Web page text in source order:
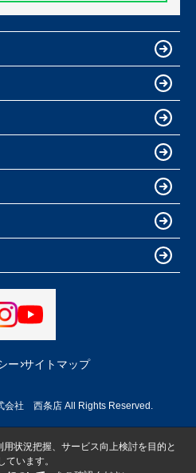
ー サイトマップ
会社 西条店 All Rights Reserved.
状況把握、サービス向上検討を目的と
います。